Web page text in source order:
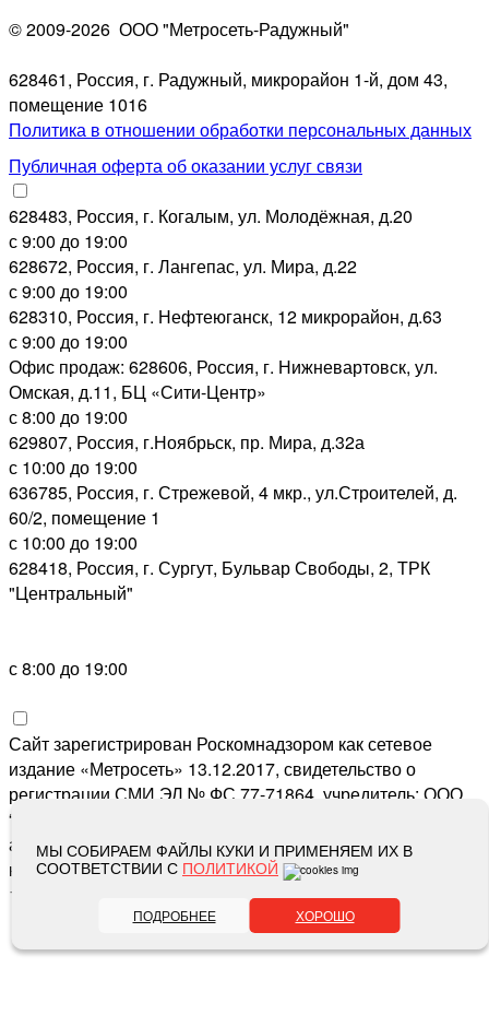
© 2009-2026 ООО "Метросеть-Радужный"
628461, Россия, г. Радужный, микрорайон 1-й, дом 43,
помещение 1016
Политика в отношении обработки персональных данных
Публичная оферта об оказании услуг связи
628483, Россия, г. Когалым, ул. Молодёжная, д.20
с 9:00 до 19:00
628672, Россия, г. Лангепас, ул. Мира, д.22
с 9:00 до 19:00
628310, Россия, г. Нефтеюганск, 12 микрорайон, д.63
с 9:00 до 19:00
Офис продаж: 628606, Россия, г. Нижневартовск, ул.
Омская, д.11, БЦ «Сити-Центр»
с 8:00 до 19:00
629807, Россия, г.Ноябрьск, пр. Мира, д.32а
с 10:00 до 19:00
636785, Россия, г. Стрежевой, 4 мкр., ул.Строителей, д.
60/2, помещение 1
с 10:00 до 19:00
628418, Россия, г. Сургут, Бульвар Свободы, 2, ТРК
"Центральный"
с 8:00 до 19:00
Сайт зарегистрирован Роскомнадзором как сетевое
издание «Метросеть» 13.12.2017, свидетельство о
регистрации СМИ ЭЛ № ФС 77-71864, учредитель: ООО
“Метросеть“, главный редактор: Ермошин С.Н.,
адрес электронной почты редакции:editor@metro-set.ru
номер телефона редакции:(3466) 67-89-11
16+
МЫ СОБИРАЕМ ФАЙЛЫ КУКИ И ПРИМЕНЯЕМ ИХ В
СООТВЕТСТВИИ С ПОЛИТИКОЙ
ПОДРОБНЕЕ ХОРОШО